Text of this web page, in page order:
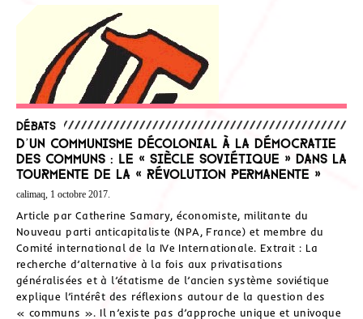
Débats
D’un communisme décolonial à la démocratie
des communs : Le « siècle soviétique » dans la
tourmente de la « révolution permanente »
calimaq, 1 octobre 2017.
Article par Catherine Samary, économiste, militante du
Nouveau parti anticapitaliste (NPA, France) et membre du
Comité international de la IVe Internationale. Extrait : La
recherche d’alternative à la fois aux privatisations
généralisées et à l’étatisme de l’ancien système soviétique
explique l’intérêt des réflexions autour de la question des
« communs ». Il n’existe pas d’approche unique et univoque